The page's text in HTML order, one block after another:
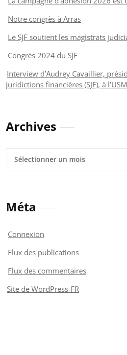
Notre congrès à Arras
Le SJF soutient les magistrats
Congrès 2024 du SJF
Interview d’Audrey Cavaillier,
juridictions financières (SJF), à
Archives
Méta
Connexion
Flux des publications
Flux des commentaires
Site de WordPress-FR